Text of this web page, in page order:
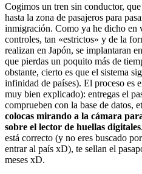
Cogimos un tren sin conductor,
hasta la zona de pasajeros para
inmigración. Como ya he dicho en
controles, tan «estrictos» y de la
realizan en Japón, se implantaran
que pierdas un poquito más de
obstante, cierto es que el sistema
infinidad de países). El proceso es
muy bien explicado): entregas el
comprueben con la base de datos,
colocas mirando a la cámara
sobre el lector de huellas digitales
está correcto (y no eres buscado
entrar al país xD), te sellan el
meses xD.